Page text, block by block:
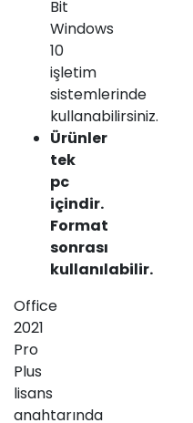
Bit
Windows
10
işletim
sistemlerinde
kullanabilirsiniz.
Ürünler
tek
pc
içindir.
Format
sonrası
kullanılabilir.
Office
2021
Pro
Plus
lisans
anahtarında